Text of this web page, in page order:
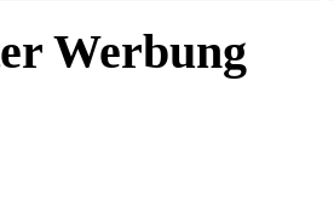
Werbung